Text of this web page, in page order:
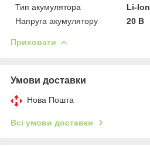
Тип акумулятора
Li-Ion
Напруга акумулятору
20 В
Приховати
Умови доставки
Нова Пошта
Всі умови доставки